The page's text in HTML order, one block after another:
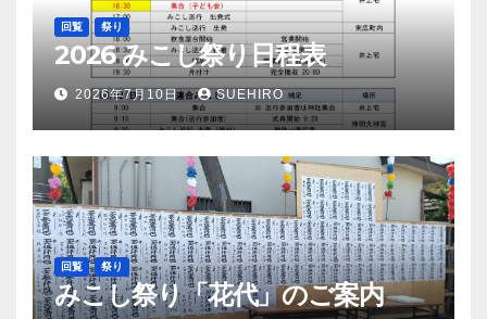
回覧 祭り
2026 みこし祭り日程表
2026年7月10日 SUEHIRO
回覧 祭り
みこし祭り「花代」のご案内